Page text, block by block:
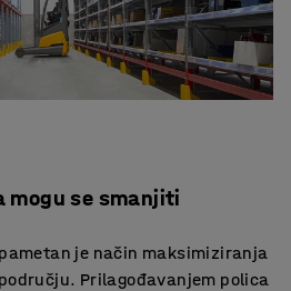
mogu se smanjiti
je način maksimiziranja
Prilagođavanjem polica